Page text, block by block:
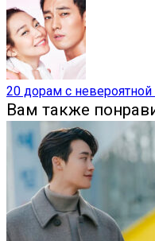
20 дорам с
Вам также